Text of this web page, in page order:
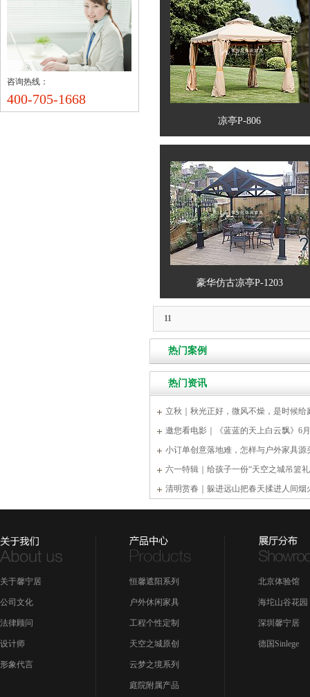
凉亭P-806
豪华仿古凉亭P-1203
11
热门案例
热门资讯
立秋｜秋光正好，微风不燥，是时候给
邀您看电影｜《蓝蓝的天上白云飘》6
小订单创意落地难，怎样与户外家具源
六一特辑｜给孩子一份“天空之城吊篮
清明赏春｜躲进远山把春天揉进人间烟
咨询热线：
400-705-1668
关于馨宁居
公司文化
法律顾问
设计师
形象代言
恒馨遮阳系列
户外休闲家具
工程个性定制
天空之城原创
云梦之境系列
庭院附属产品
北京体验馆
海坨山谷花园
深圳馨宁居
德国Sinlege